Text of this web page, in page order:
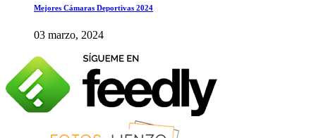
Mejores Cámaras Deportivas 2024
03 marzo, 2024